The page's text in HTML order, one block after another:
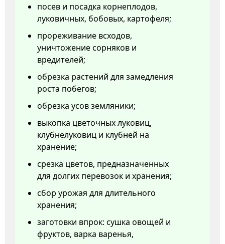
посев и посадка корнеплодов,
луковичных, бобовых, картофеля;
прореживание всходов,
уничтожение сорняков и
вредителей;
обрезка растений для замедления
роста побегов;
обрезка усов земляники;
выкопка цветочных луковиц,
клубнелуковиц и клубней на
хранение;
срезка цветов, предназначенных
для долгих перевозок и хранения;
сбор урожая для длительного
хранения;
заготовки впрок: сушка овощей и
фруктов, варка варенья,